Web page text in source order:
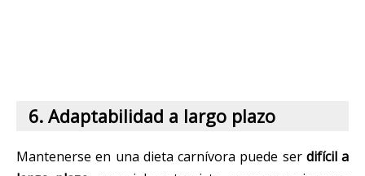
6. Adaptabilidad a largo plazo
Mantenerse en una dieta carnívora puede ser difícil a